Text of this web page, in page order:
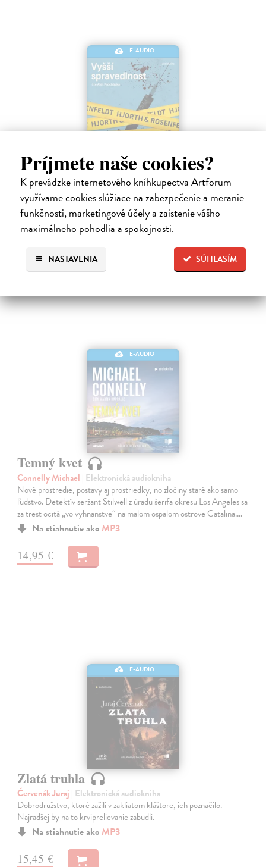
Príjmete naše cookies?
K prevádzke internetového kníhkupectva Artforum
využívame cookies slúžiace na zabezpečenie a meranie
funkčnosti, marketingové účely a zaistenie vášho
maximálneho pohodlia a spokojnosti.
SÚHLASÍM
NASTAVENIA
E-AUDIO
Vyšší spravedlnost
Hjorth Michael, Rosenfeldt Hans
| Elektronická audiokniha
Co když je spravedlnost slepá a vrahové zůstávají na svobodě? Pak
musí přijít někdo, kdo je nenechá uniknout bez trestu.
Na stiahnutie akoMP3
E-AUDIO
Temný kvet
Connelly Michael | Elektronická audiokniha
Nové prostredie, postavy aj prostriedky, no zločiny staré ako samo
ľudstvo. Detektív seržant Stilwell z úradu šerifa okresu Los Angeles sa
za trest ocitá „vo vyhnanstve“ na malom ospalom ostrove Catalina.…
Na stiahnutie ako MP3
14,95 €
E-AUDIO
Zlatá truhla
Červenák Juraj | Elektronická audiokniha
Dobrodružstvo, ktoré zažili v zakliatom kláštore, ich poznačilo.
Najradšej by na to krviprelievanie zabudli.
Na stiahnutie ako MP3
15,45 €